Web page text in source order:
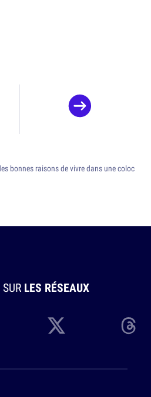
bonnes raisons de vivre dans une coloc
LES RÉSEAUX